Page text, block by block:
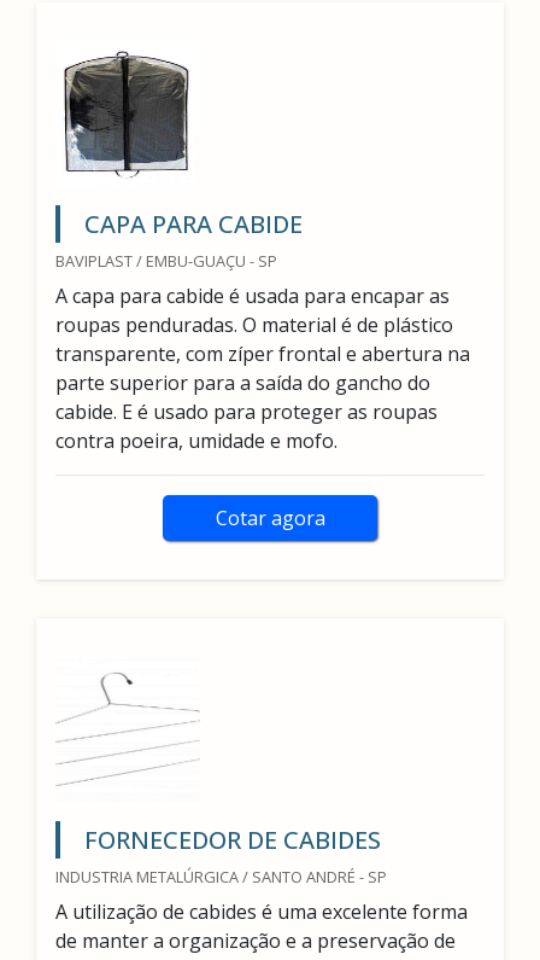
CAPA PARA CABIDE
BAVIPLAST / EMBU-GUAÇU - SP
A capa para cabide é usada para encapar as
roupas penduradas. O material é de plástico
transparente, com zíper frontal e abertura na
parte superior para a saída do gancho do
cabide. E é usado para proteger as roupas
contra poeira, umidade e mofo.
Cotar agora
FORNECEDOR DE CABIDES
INDUSTRIA METALÚRGICA / SANTO ANDRÉ - SP
A utilização de cabides é uma excelente forma
de manter a organização e a preservação de